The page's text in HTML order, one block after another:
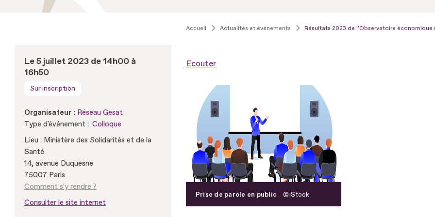
Accueil Actualités et événements Résultats 2023 de l'Observatoire
Le 5 juillet 2023 de 14h00 à
16h50
Sur inscription
Organisateur : Réseau Gesat
Type d'événement : Colloque
Lieu : Ministère des Solidarités et de la
Santé
14, avenue Duquesne
75007 Paris
Comment s'y rendre ?
Consulter le site internet
Ecouter
Prise de parole en public iStock